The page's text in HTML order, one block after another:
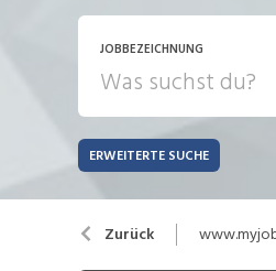
JOBBEZEICHNUNG
JOB-TYP
Festanstellung
Bank, Versicherung
Chemie, Pharma,
ERWEITERTE SUCHE
Zurück